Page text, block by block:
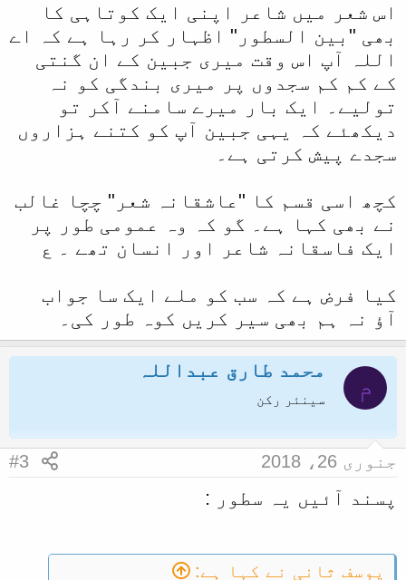
اس شعر میں شاعر اپنی ایک کوتاہی کا
بھی "بین السطور" اظہار کر رہا ہے کہ اے
اللہ آپ اس وقت میری جبین کے ان گنتی
کے کم کم سجدوں پر میری بندگی کو نہ
تولیے۔ ایک بار میرے سامنے آکر تو
دیکھئے کہ یہی جبین آپ کو کتنے ہزاروں
سجدے پیش کرتی ہے۔
کچھ اسی قسم کا "عاشقانہ شعر" چچا غالب
نے بھی کہا ہے۔ گو کہ وہ عمومی طور پر
ایک فاسقانہ شاعر اور انسان تھے ۔ ع
کیا فرض ہے کہ سب کو ملے ایک سا جواب
آؤ نہ ہم بھی سیر کریں کوہ طور کی۔
م
محمد طارق عبداللہ
سینئر رکن
جنوری 26، 2018 #3
پسند آئیں یہ سطور :
یوسف ثانی نے کہا ہے: